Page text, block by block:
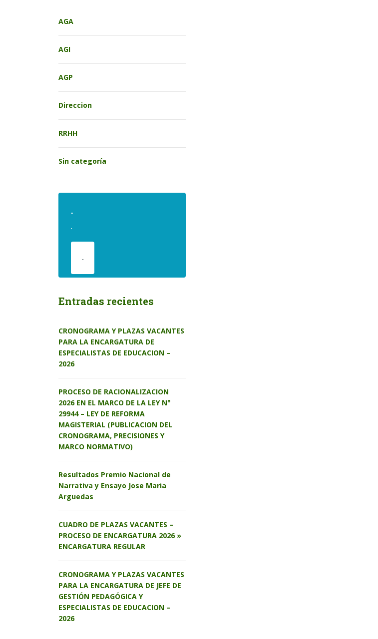
AGA
AGI
AGP
Direccion
RRHH
Sin categoría
.
.
.
Entradas recientes
CRONOGRAMA Y PLAZAS VACANTES
PARA LA ENCARGATURA DE
ESPECIALISTAS DE EDUCACION –
2026
PROCESO DE RACIONALIZACION
2026 EN EL MARCO DE LA LEY N°
29944 – LEY DE REFORMA
MAGISTERIAL (PUBLICACION DEL
CRONOGRAMA, PRECISIONES Y
MARCO NORMATIVO)
Resultados Premio Nacional de
Narrativa y Ensayo Jose Maria
Arguedas
CUADRO DE PLAZAS VACANTES –
PROCESO DE ENCARGATURA 2026 »
ENCARGATURA REGULAR
CRONOGRAMA Y PLAZAS VACANTES
PARA LA ENCARGATURA DE JEFE DE
GESTIÓN PEDAGÓGICA Y
ESPECIALISTAS DE EDUCACION –
2026